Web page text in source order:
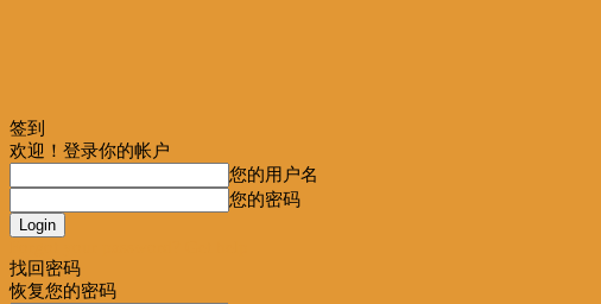
签到
欢迎！登录你的帐户
您的用户名
您的密码
找回密码
恢复您的密码